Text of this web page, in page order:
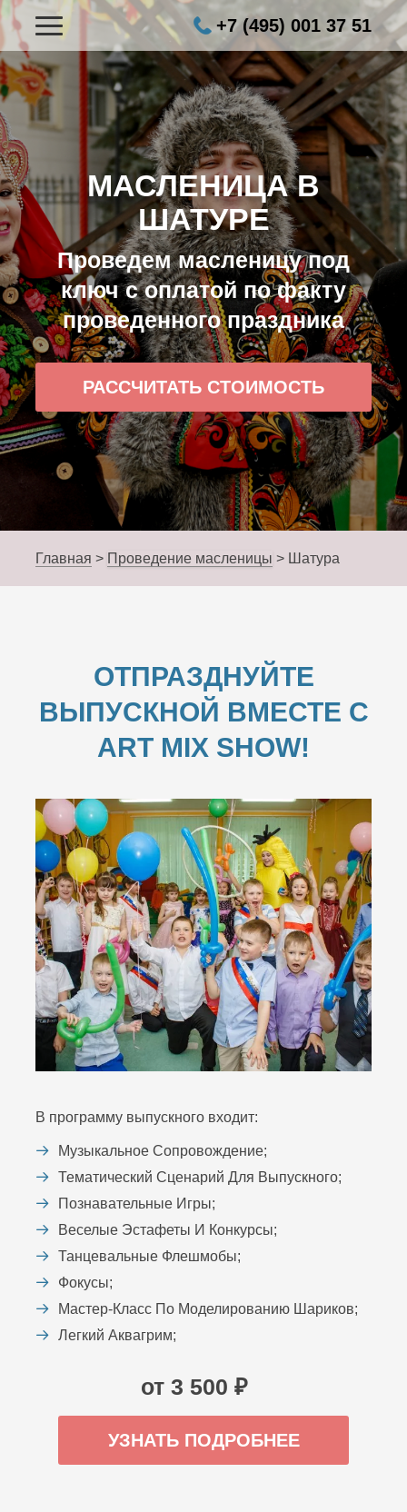
+7 (495) 001 37 51
МАСЛЕНИЦА В
ШАТУРЕ
Проведем масленицу под
ключ с оплатой по факту
проведенного праздника
РАССЧИТАТЬ СТОИМОСТЬ
Главная > Проведение масленицы > Шатура
ОТПРАЗДНУЙТЕ
ВЫПУСКНОЙ ВМЕСТЕ С
ART MIX SHOW!
В программу выпускного входит:
Музыкальное Сопровождение;
Тематический Сценарий Для Выпускного;
Познавательные Игры;
Веселые Эстафеты И Конкурсы;
Танцевальные Флешмобы;
Фокусы;
Мастер-Класс По Моделированию Шариков;
Легкий Аквагрим;
от 3 500 ₽
УЗНАТЬ ПОДРОБНЕЕ